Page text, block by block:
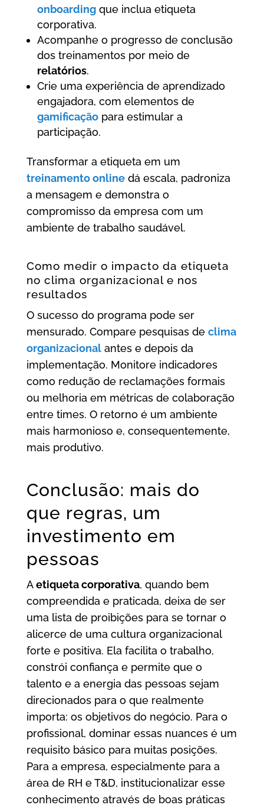
onboardingque inclua etiqueta
corporativa.
Acompanhe o progresso de conclusão
dos treinamentos por meio de
relatórios.
Crie uma experiência de aprendizado
engajadora, com elementos de
gamificaçãopara estimular a
participação.
Transformar a etiqueta em um
treinamento onlinedá escala, padroniza
a mensagem e demonstra o
compromisso da empresa com um
ambiente de trabalho saudável.
Como medir o impacto da etiqueta
no clima organizacional e nos
resultados
O sucesso do programa pode ser
mensurado. Compare pesquisas de clima
organizacionalantes e depois da
implementação. Monitore indicadores
como redução de reclamações formais
ou melhoria em métricas de colaboração
entre times. O retorno é um ambiente
mais harmonioso e, consequentemente,
mais produtivo.
Conclusão: mais do
que regras, um
investimento em
pessoas
Aetiqueta corporativa, quando bem
compreendida e praticada, deixa de ser
uma lista de proibições para se tornar o
alicerce de uma cultura organizacional
forte e positiva. Ela facilita o trabalho,
constrói confiança e permite que o
talento e a energia das pessoas sejam
direcionados para o que realmente
importa: os objetivos do negócio. Para o
profissional, dominar essas nuances é um
requisito básico para muitas posições.
Para a empresa, especialmente para a
área de RH e T&D, institucionalizar esse
conhecimento através de boas práticas